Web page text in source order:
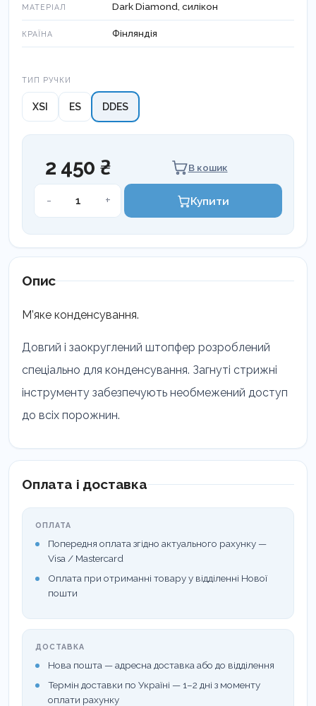
МАТЕРІАЛ Dark Diamond, силікон
КРАЇНА Фінляндія
ТИП РУЧКИ
XSI ES DDES
2 450 ₴ В кошик
-
LM-
488-
489
+ Купити
Опис
М’яке конденсування.
Довгий і заокруглений штопфер розроблений
спеціально для конденсування. Загнуті стрижні
інструменту забезпечують необмежений доступ
до всіх порожнин.
Оплата і доставка
ОПЛАТА
Попередня оплата згідно актуального рахунку —
Visa / Mastercard
Оплата при отриманні товару у відділенні Нової
пошти
ДОСТАВКА
Нова пошта — адресна доставка або до відділення
Термін доставки по Україні — 1–2 дні з моменту
оплати рахунку